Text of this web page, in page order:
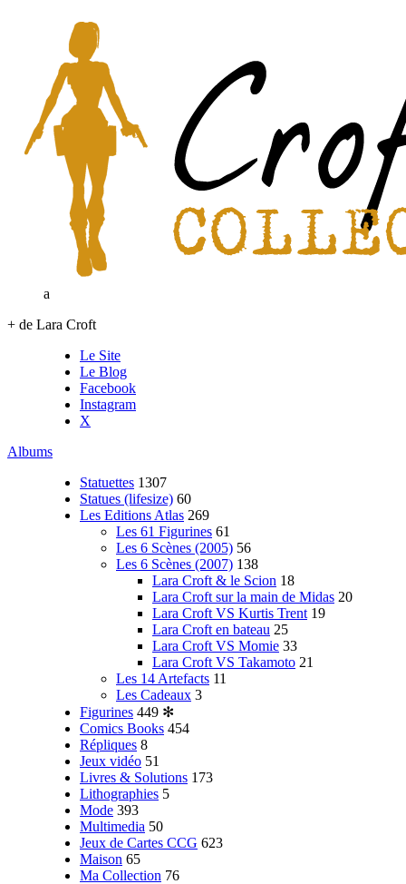
a
+ de Lara Croft
Le Site
Le Blog
Facebook
Instagram
X
Albums
Statuettes 1307
Statues (lifesize) 60
Les Editions Atlas 269
Les 61 Figurines 61
Les 6 Scènes (2005) 56
Les 6 Scènes (2007) 138
Lara Croft & le Scion 18
Lara Croft sur la main de Midas 20
Lara Croft VS Kurtis Trent 19
Lara Croft en bateau 25
Lara Croft VS Momie 33
Lara Croft VS Takamoto 21
Les 14 Artefacts 11
Les Cadeaux 3
Figurines 449 ✻
Comics Books 454
Répliques 8
Jeux vidéo 51
Livres & Solutions 173
Lithographies 5
Mode 393
Multimedia 50
Jeux de Cartes CCG 623
Maison 65
Ma Collection 76